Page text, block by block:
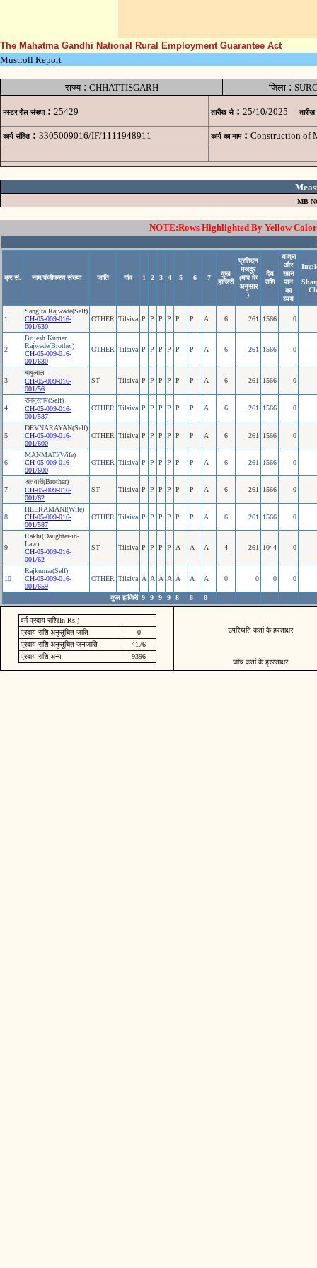
The Mahatma Gandhi National Rural Employment Guarantee Act
Mustroll Report
राज्य: CHHATTISGARH जिला :
मस्टर रोल संख्या : 25429 तारीख से : 25/10/2025 तारीख
कार्य-संहित : 3305009016/IF/1111948911 कार्य का नाम : Construction of
MB
NOTE:Rows Highlighted By Yellow
क्र.सं. नाम/पंजीकरण संख्या जाति गांव 1 2 3 4 5 6 7
कुल
हाजिरी
प्रतिदन
मजदूर
(माप के
अनुसार
)
देय
राशि
यात्रा
और
खान
पान
का
व्यय
1
Sangita Rajwade(Self)
CH-05-009-016-
001/630
OTHER Tilsiva P P P P P P A 6 261 1566 0
2
Brijesh Kumar
Rajwade(Brother)
CH-05-009-016-
001/630
OTHER Tilsiva P P P P P P A 6 261 1566 0
3
बाबूलाल
CH-05-009-016-
001/56
ST Tilsiva P P P P P P A 6 261 1566 0
4
रामप्रताप(Self)
CH-05-009-016-
001/587
OTHER Tilsiva P P P P P P A 6 261 1566 0
5
DEVNARAYAN(Self)
CH-05-009-016-
001/600
OTHER Tilsiva P P P P P P A 6 261 1566 0
6
MANMATI(Wife)
CH-05-009-016-
001/600
OTHER Tilsiva P P P P P P A 6 261 1566 0
7
अतवारी(Brother)
CH-05-009-016-
001/62
ST Tilsiva P P P P P P A 6 261 1566 0
8
HEERAMANI(Wife)
CH-05-009-016-
001/587
OTHER Tilsiva P P P P P P A 6 261 1566 0
9
Rakhi(Daughter-in-
Law)
CH-05-009-016-
001/62
ST Tilsiva P P P P A A A 4 261 1044 0
10
Rajkumar(Self)
CH-05-009-016-
001/659
OTHER Tilsiva A A A A A A A 0 0 0 0
कुल हाजिरी 9 9 9 9 8 8 0
वर्ग प्रदाय राशि(In Rs.)
प्रदाय राशि अनुसूचित जाति
0
प्रदाय राशि अनुसूचित जनजाति
4176
प्रदाय राशि अन्य
9396
उपस्थिति कर्ता के हस्ताक्षर
जॉच कर्ता के ह्रस्ताक्षर